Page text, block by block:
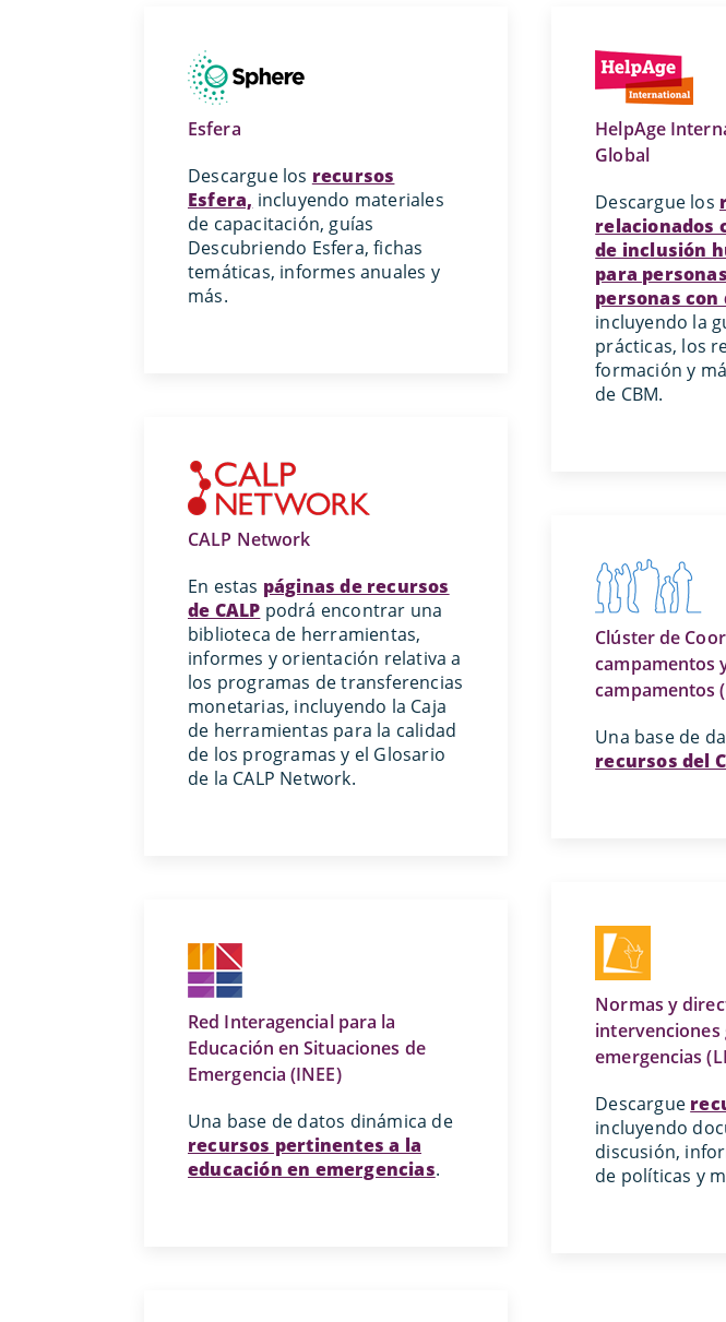
Esfera
Descargue los recursos
Esfera, incluyendo materiales
de capacitación, guías
Descubriendo Esfera, fichas
temáticas, informes anuales y
más.
HelpAge
Global
Descargue los
relacionados
de inclusión
para
personas con
incluyendo la
prácticas, los
formación y
de CBM.
CALP Network
En estas páginas de recursos
de CALP podrá encontrar una
biblioteca de herramientas,
informes y orientación relativa a
los programas de transferencias
monetarias, incluyendo la Caja
de herramientas para la calidad
de los programas y el Glosario
de la CALP Network.
Clúster de
campamentos
campamentos
Una base de
recursos del
Red Interagencial para la
Educación en Situaciones de
Emergencia (INEE)
Una base de datos dinámica de
recursos pertinentes a la
educación en emergencias.
Normas y
intervenciones
emergencias
Descargue
incluyendo
discusión,
de políticas y